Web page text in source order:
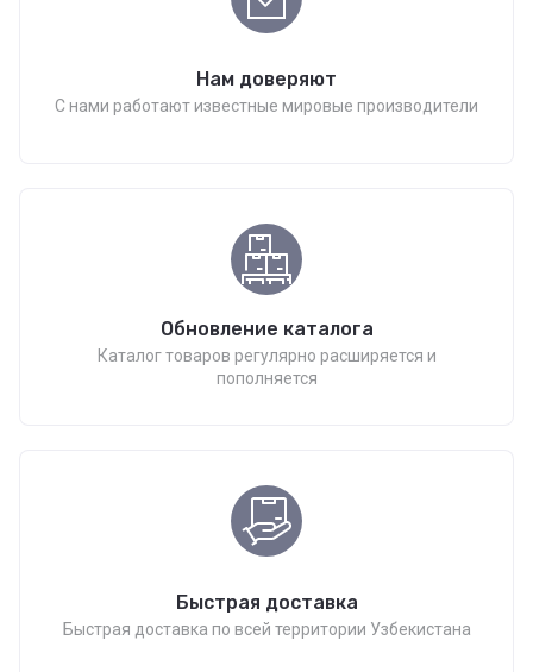
Нам доверяют
С нами работают известные мировые производители
Обновление каталога
Каталог товаров регулярно расширяется и
пополняется
Быстрая доставка
Быстрая доставка по всей территории Узбекистана